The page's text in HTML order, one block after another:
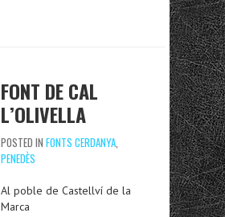
FONT DE CAL
L’OLIVELLA
POSTED IN FONTS CERDANYA,
PENEDÈS
Al poble de Castellví de la
Marca